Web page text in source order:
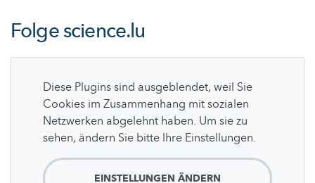
Folgescience.lu
Diese Plugins sind ausgeblendet, weil Sie
Cookies im Zusammenhang mit sozialen
Netzwerken abgelehnt haben. Um sie zu
sehen, ändern Sie bitte Ihre Einstellungen.
EINSTELLUNGEN ÄNDERN